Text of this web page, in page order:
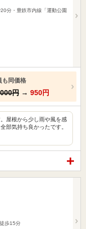
分・豊鉄市内線「運動公園
同価格
円 → 950円
屋根から少し雨や風を感
部気持ち良かったです。
歩15分